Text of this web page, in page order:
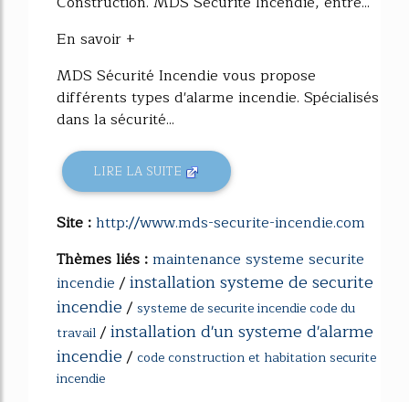
En savoir +
MDS Sécurité Incendie vous propose
différents types d'alarme incendie. Spécialisés
dans la sécurité...
LIRE LA SUITE
Site :http://www.mds-securite-incendie.com
Thèmes liés :maintenance systeme securite
incendie/installation systeme de securite
incendie/ systeme de securite incendie code du
travail/installation d'un systeme d'alarme
incendie/ code construction et habitation securite
incendie